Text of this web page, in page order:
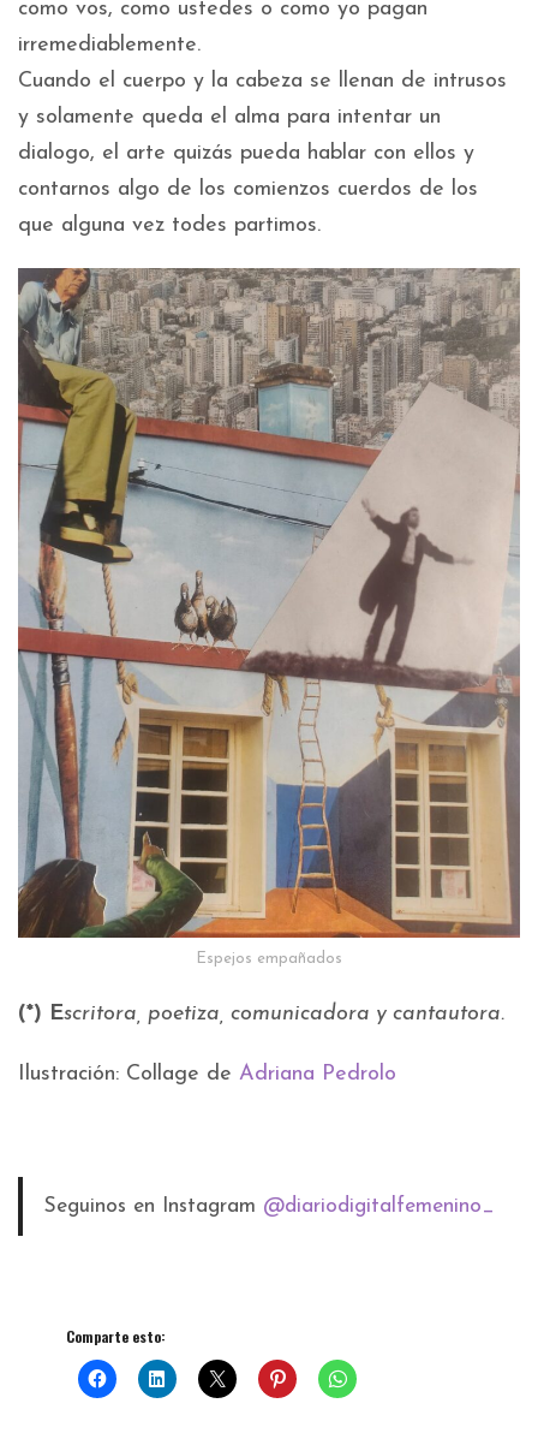
como vos, como ustedes o como yo pagan
irremediablemente.
Cuando el cuerpo y la cabeza se llenan de intrusos
y solamente queda el alma para intentar un
dialogo, el arte quizás pueda hablar con ellos y
contarnos algo de los comienzos cuerdos de los
que alguna vez todes partimos.
Espejos empañados
(*) Escritora, poetiza, comunicadora y cantautora.
Ilustración: Collage de Adriana Pedrolo
Seguinos en Instagram @diariodigitalfemenino_
Comparte esto: